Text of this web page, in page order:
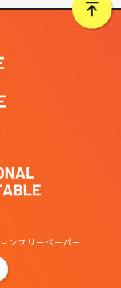
ンフリーペーパー